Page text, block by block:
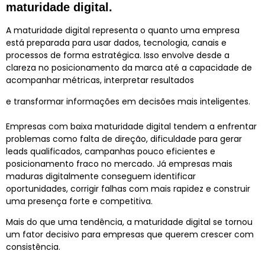
maturidade digital.
A maturidade digital representa o quanto uma empresa
está preparada para usar dados, tecnologia, canais e
processos de forma estratégica. Isso envolve desde a
clareza no posicionamento da marca até a capacidade de
acompanhar métricas, interpretar resultados
e transformar informações em decisões mais inteligentes.
Empresas com baixa maturidade digital tendem a enfrentar
problemas como falta de direção, dificuldade para gerar
leads qualificados, campanhas pouco eficientes e
posicionamento fraco no mercado. Já empresas mais
maduras digitalmente conseguem identificar
oportunidades, corrigir falhas com mais rapidez e construir
uma presença forte e competitiva.
Mais do que uma tendência, a maturidade digital se tornou
um fator decisivo para empresas que querem crescer com
consistência.